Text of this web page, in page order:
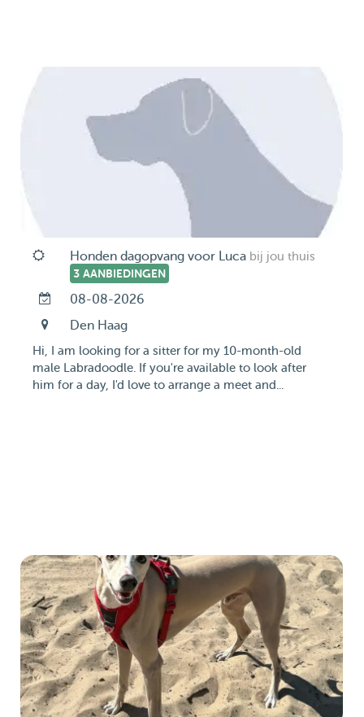
Honden dagopvang voor Luca bij jou thuis
3 AANBIEDINGEN
08-08-2026
Den Haag
Hi, I am looking for a sitter for my 10-month-old
male Labradoodle. If you're available to look after
him for a day, I'd love to arrange a meet and...